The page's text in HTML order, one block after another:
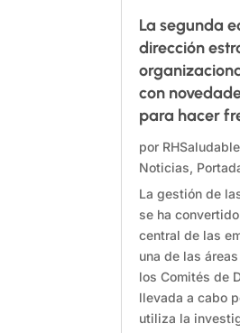
La segunda
dirección
con
para hacer
por RHSaludable
Noticias,
La gestión de
se ha
central de las
una de las
los Comités de
llevada a cabo
utiliza la